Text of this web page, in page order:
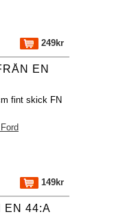
249kr
EN
fint skick FN
149kr
EN 44:A